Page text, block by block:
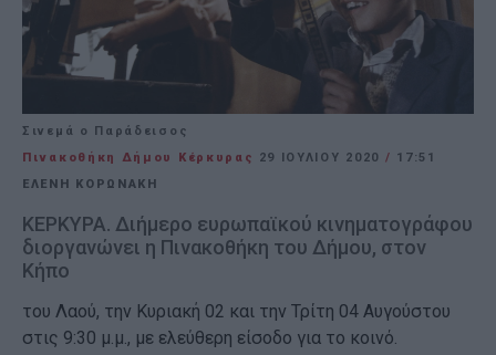
Σινεμά ο Παράδεισος
Πινακοθήκη Δήμου Κέρκυρας
29 ΙΟΥΛΊΟΥ 2020 / 17:51
ΕΛΈΝΗ ΚΟΡΩΝΆΚΗ
ΚΕΡΚΥΡΑ. Διήμερο ευρωπαϊκού κινηματογράφου
διοργανώνει η Πινακοθήκη του Δήμου, στον
Κήπο
του Λαού, την Κυριακή 02 και την Τρίτη 04 Αυγούστου
στις 9:30 μ.μ., με ελεύθερη είσοδο για το κοινό.